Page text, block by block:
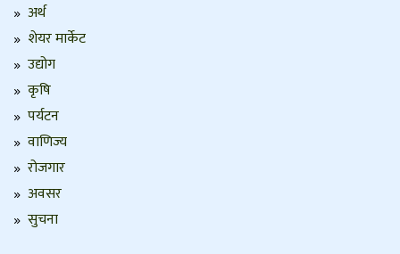
अर्थ
शेयर मार्केट
उद्योग
कृषि
पर्यटन
वाणिज्य
रोजगार
अवसर
सुचना